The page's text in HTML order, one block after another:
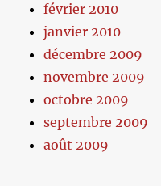
février 2010
janvier 2010
décembre 2009
novembre 2009
octobre 2009
septembre 2009
août 2009